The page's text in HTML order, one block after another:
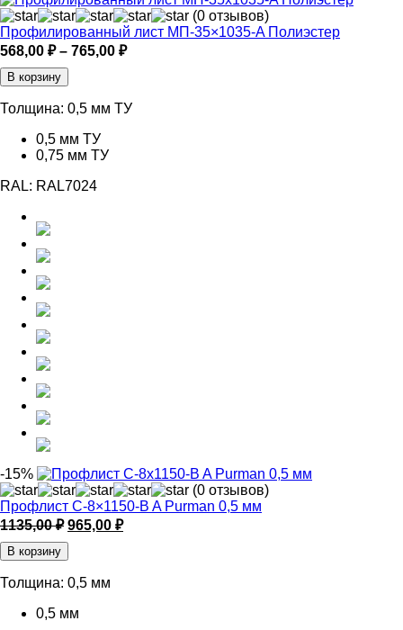
(0 отзывов)
Профилированный лист МП-35×1035-A Полиэстер
568,00 ₽ – 765,00 ₽Диапазон
–
В корзину
Толщина: 0,5 мм ТУ
0,5 мм ТУ
0,75 мм ТУ
RAL: RAL7024
-15%
(0 отзывов)
Профлист С-8×1150-B A Purman 0,5 мм
1135,00₽ Первоначальная
цена
составляла
1135,00 ₽.
965,00 ₽Текущая
В корзину
Толщина: 0,5 мм
0,5 мм